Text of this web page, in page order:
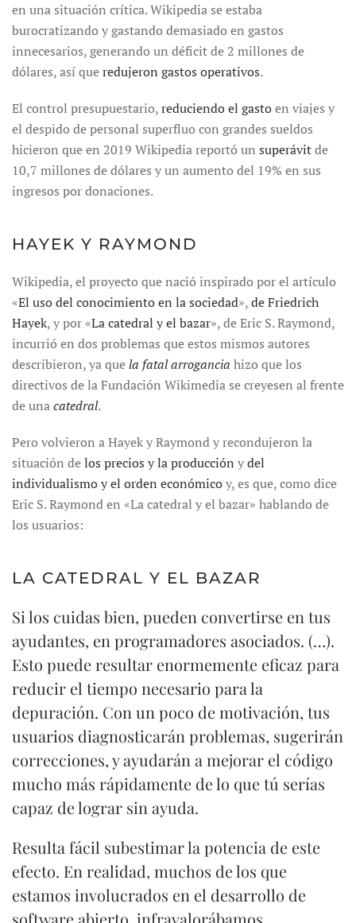
en una situación crítica. Wikipedia se estaba
burocratizando y gastando demasiado en gastos
innecesarios, generando un déficit de 2 millones de
dólares, así queredujeron gastos operativos.
El control presupuestario,reduciendo el gastoen viajes y
el despido de personal superfluo con grandes sueldos
hicieron que en 2019 Wikipedia reportó un superávitde
10,7 millones de dólares y un aumento del 19% en sus
ingresos por donaciones.
HAYEK Y RAYMOND
Wikipedia, el proyecto que nació inspirado por el artículo
«El uso del conocimiento en la sociedad»,de Friedrich
Hayek, y por «La catedral y el bazar», de Eric S. Raymond,
incurrió en dos problemas que estos mismos autores
describieron, ya quela fatal arrogancia hizo que los
directivos de la Fundación Wikimedia se creyesen al frente
de unacatedral.
Pero volvieron a Hayek y Raymond y recondujeron la
situación delos precios y la producción ydel
individualismo y el orden económicoy, es que, como dice
Eric S. Raymond en «La catedral y el bazar» hablando de
los usuarios:
LA CATEDRAL Y EL BAZAR
Si los cuidas bien, pueden convertirse en tus
ayudantes, en programadores asociados. (…).
Esto puede resultar enormemente eficaz para
reducir el tiempo necesario para la
depuración. Con un poco de motivación, tus
usuarios diagnosticarán problemas, sugerirán
correcciones, y ayudarán a mejorar el código
mucho más rápidamente de lo que tú serías
capaz de lograr sin ayuda.
Resulta fácil subestimar la potencia de este
efecto. En realidad, muchos de los que
estamos involucrados en el desarrollo de